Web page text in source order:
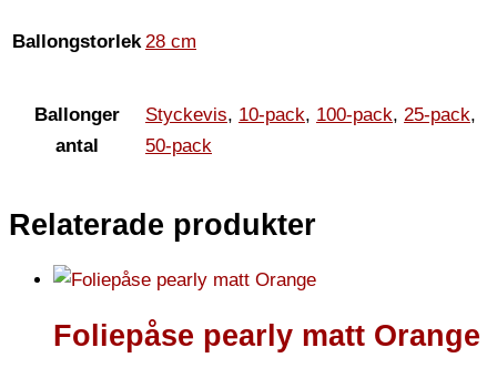
Ballongstorlek 28 cm
Ballonger
antal
Styckevis, 10-pack, 100-pack, 25-pack,
50-pack
Relaterade produkter
Foliepåse pearly matt Orange